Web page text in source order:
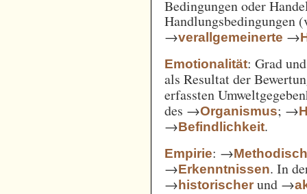
Bedingungen oder
Handlungsbedingungen
→verallgemeinerte →
Emotionalität: Grad
als Resultat der
erfassten
des →Organismus; →
→Befindlichkeit.
Empirie: →
→Erkenntnissen. In
→historischer und →